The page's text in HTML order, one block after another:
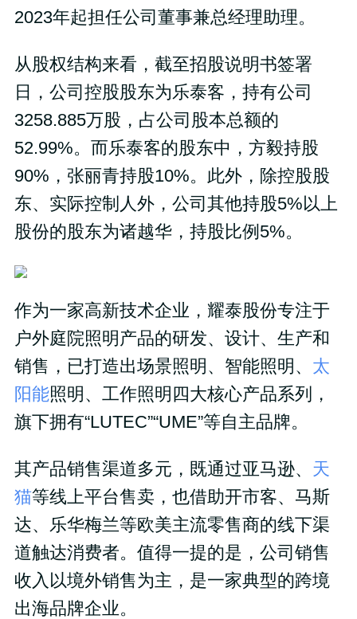
2023年起担任公司董事兼总经理助理。
从股权结构来看，截至招股说明书签署
日，公司控股股东为乐泰客，持有公司
3258.885万股，占公司股本总额的
52.99%。而乐泰客的股东中，方毅持股
90%，张丽青持股10%。此外，除控股股
东、实际控制人外，公司其他持股5%以上
股份的股东为诸越华，持股比例5%。
作为一家高新技术企业，耀泰股份专注于
户外庭院照明产品的研发、设计、生产和
销售，已打造出场景照明、智能照明、 太
阳能照明、工作照明四大核心产品系列，
旗下拥有“LUTEC”“UME”等自主品牌。
其产品销售渠道多元，既通过亚马逊、 天
猫等线上平台售卖，也借助开市客、马斯
达、乐华梅兰等欧美主流零售商的线下渠
道触达消费者。值得一提的是，公司销售
收入以境外销售为主，是一家典型的跨境
出海品牌企业。